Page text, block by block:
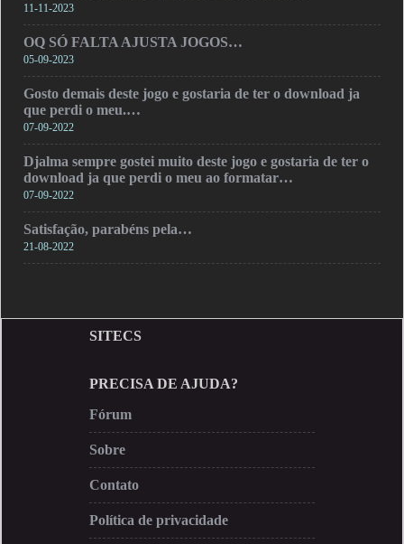
11-11-2023
OQ SÓ FALTA AJUSTA JOGOS…
05-09-2023
Gosto demais deste jogo e gostaria de ter o download ja
que perdi o meu.…
07-09-2022
Djalma sempre gostei muito deste jogo e gostaria de ter o
download ja que perdi o meu ao formatar…
07-09-2022
Satisfação, parabéns pela…
21-08-2022
SITECS
PRECISA DE AJUDA?
Fórum
Sobre
Contato
Política de privacidade